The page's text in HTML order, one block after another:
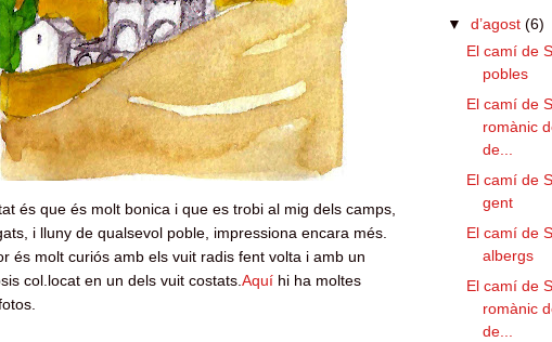
és que és molt bonica i que es trobi al mig dels camps,
i lluny de qualsevol poble, impressiona encara més.
és molt curiós amb els vuit radis fent volta i amb un
col.locat en un dels vuit costats. Aquí hi ha moltes
▼ d’agost (6)
El camí de
pobles
El camí de
romànic
de...
El camí de
gent
El camí de
albergs
El camí de
romànic
de...